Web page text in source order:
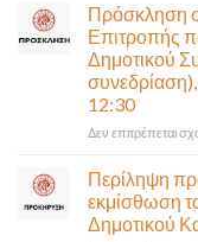
Πρόσκληση
Επιτροπής
Δημοτικού
12:30
Δεν επιτρέπεται
Περίληψη
εκμίσθωση
Δημοτικού